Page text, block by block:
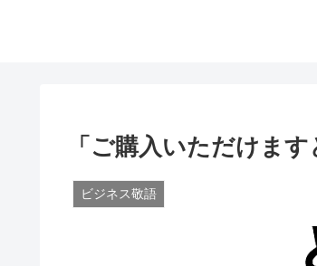
「ご購入いただけま
ビジネス敬語